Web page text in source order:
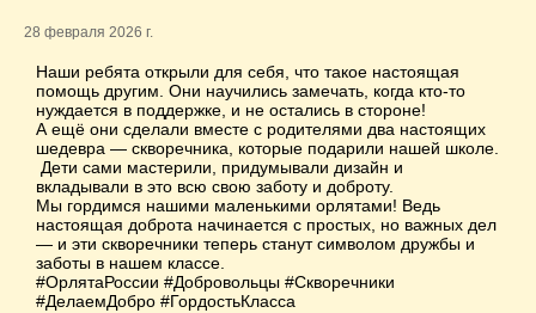
28 февраля 2026 г.
Наши ребята открыли для себя, что такое настоящая
помощь другим. Они научились замечать, когда кто-то
нуждается в поддержке, и не остались в стороне!
А ещё они сделали вместе с родителями два настоящих
шедевра — скворечника, которые подарили нашей школе.
Дети сами мастерили, придумывали дизайн и
вкладывали в это всю свою заботу и доброту.
Мы гордимся нашими маленькими орлятами! Ведь
настоящая доброта начинается с простых, но важных дел
— и эти скворечники теперь станут символом дружбы и
заботы в нашем классе.
#ОрлятаРоссии #Добровольцы #Скворечники
#ДелаемДобро #ГордостьКласса